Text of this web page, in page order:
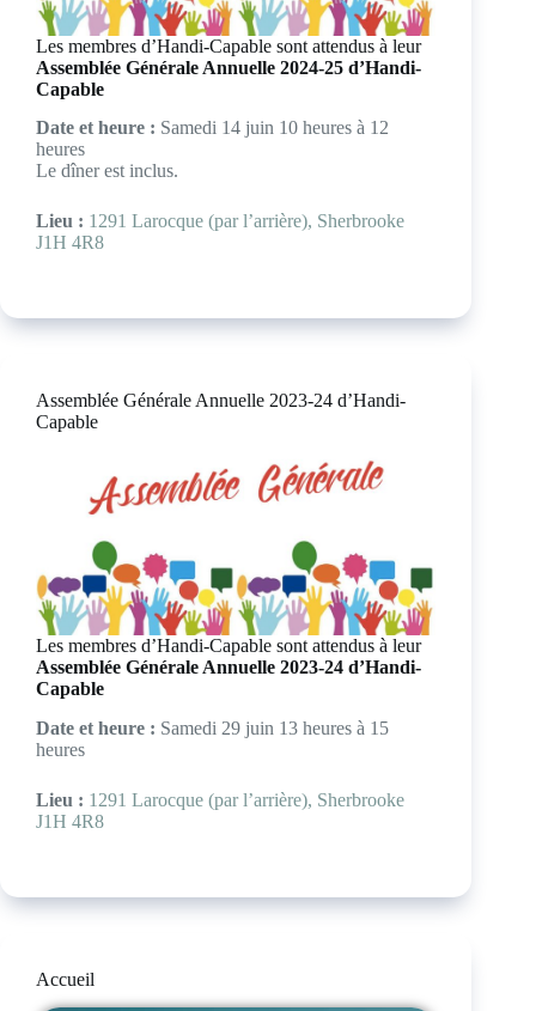
Les membres d’Handi-Capable sont attendus à leur
Assemblée Générale Annuelle 2024-25 d’Handi-
Capable
Date et heure : Samedi 14 juin 10 heures à 12
heures
Le dîner est inclus.
Lieu : 1291 Larocque (par l’arrière), Sherbrooke
J1H 4R8
Assemblée Générale Annuelle 2023-24 d’Handi-
Capable
Les membres d’Handi-Capable sont attendus à leur
Assemblée Générale Annuelle 2023-24 d’Handi-
Capable
Date et heure : Samedi 29 juin 13 heures à 15
heures
Lieu : 1291 Larocque (par l’arrière), Sherbrooke
J1H 4R8
Accueil